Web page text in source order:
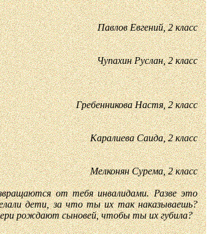
Павлов Евгений, 2 класс
Чупахин Руслан, 2 класс
Гребенникова Настя, 2 класс
Каралиева Саида, 2 класс
Мелконян Сурема, 2 класс
от тебя инвалидами. Разве это
дети, за что ты их так наказываешь?
рождают сыновей, чтобы ты их губила?